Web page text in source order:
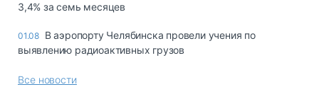
3,4% за семь месяцев
01.08 В аэропорту Челябинска провели учения по
выявлению радиоактивных грузов
Все новости